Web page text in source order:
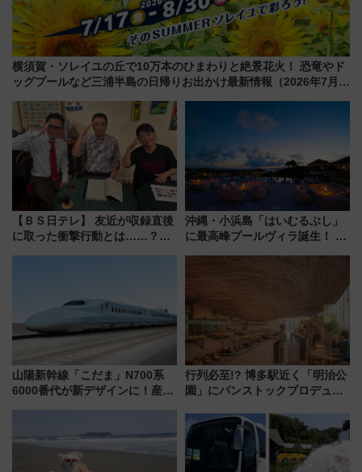
横須賀・ソレイユの丘で10万本のひまわりと絶景花火！ 恐竜やド
ッグプールなど三浦半島の日帰りお出かけ最新情報（2026年7月
【ＢＳ日テレ】 友近が収録直後
に取った衝撃行動とは……？
沖縄・小浜島「はいむるぶし」
に最高峰プールヴィラ誕生！ 石
山陽新幹線「こだま」N700系
6000番代が新デザインに！産学
行列必至!? 博多駅近く「明治公
園」にパンストックプロデュー
オープン 秋からはビストロ営業
も！